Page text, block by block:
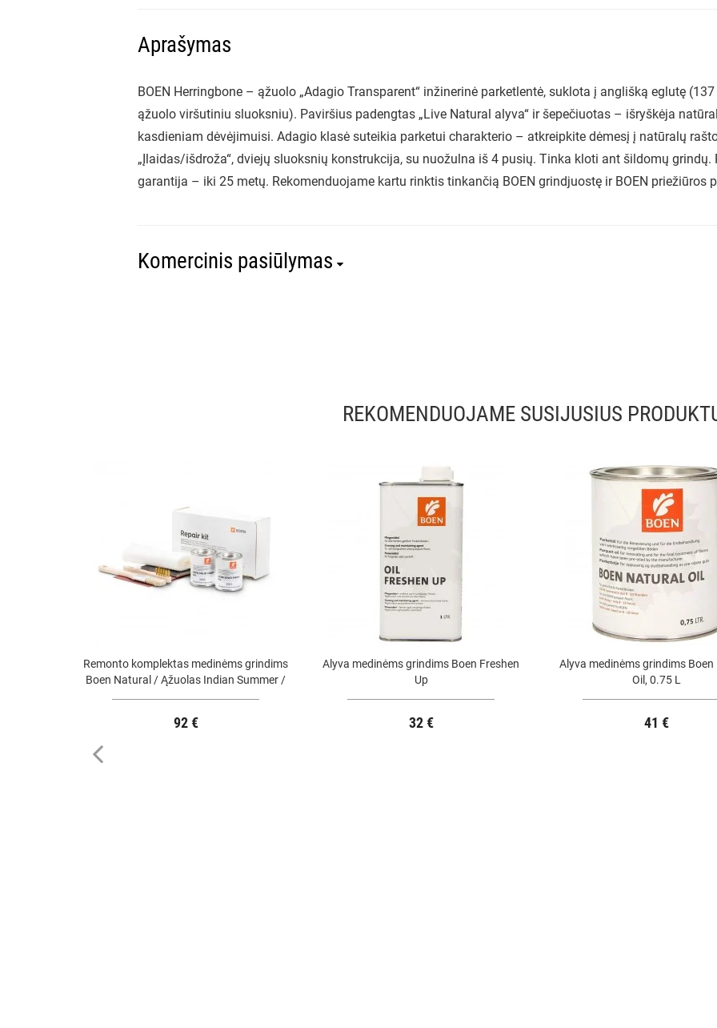
Aprašymas
BOEN Herringbone – ąžuolo „Adagio Transparent“ inžinerinė parketlentė, suklota į anglišką eglutę
ąžuolo viršutiniu sluoksniu). Paviršius padengtas „Live Natural alyva“ ir šepečiuotas – išryškėja
kasdieniam dėvėjimuisi. Adagio klasė suteikia parketui charakterio – atkreipkite dėmesį į natūralų
„Įlaidas/išdroža“, dviejų sluoksnių konstrukcija, su nuožulna iš 4 pusių. Tinka kloti ant šildomų grindų.
garantija – iki 25 metų. Rekomenduojame kartu rinktis tinkančią BOEN grindjuostę ir BOEN priežiūros
Komercinis pasiūlymas
REKOMENDUOJAME SUSIJUSIUS
Remonto komplektas medinėms grindims
Boen Natural / Ąžuolas Indian Summer /
92 €
Alyva medinėms grindims Boen Freshen
Up
32 €
Alyva medinėms grindims
Oil, 0.75 L
41 €